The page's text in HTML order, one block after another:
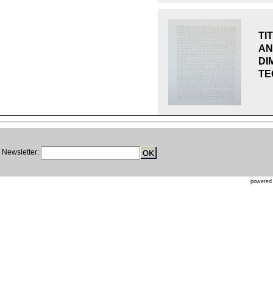
Newsletter: